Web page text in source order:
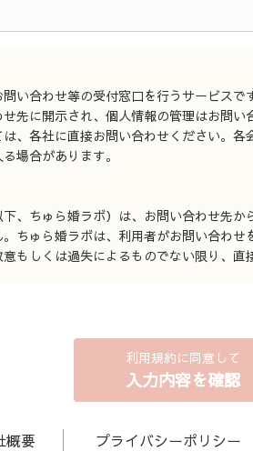
い合わせ等の受付窓口を行うサービス
先に開示され、個人情報の管理はお問
、各社に直接お問い合わせください。
場合があります。
、ちゅら婚ラボ）は、お問い合わせ先
ちゅら婚ラボは、利用者がお問い合わ
もしくは過失によるものでない限り、直
利用規約に同意して
入力内容を確認
概要 プライバシーポリシー